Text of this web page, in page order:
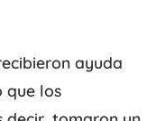
ayuda
que los